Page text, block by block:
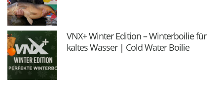
VNX+ Winter Edition – Winterboilie für
kaltes Wasser | Cold Water Boilie